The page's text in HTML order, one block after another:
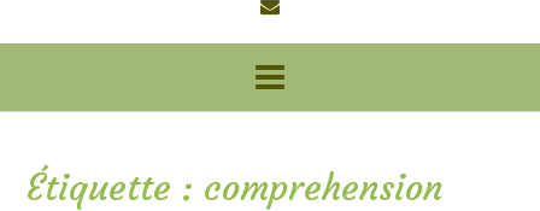
Étiquette : comprehension